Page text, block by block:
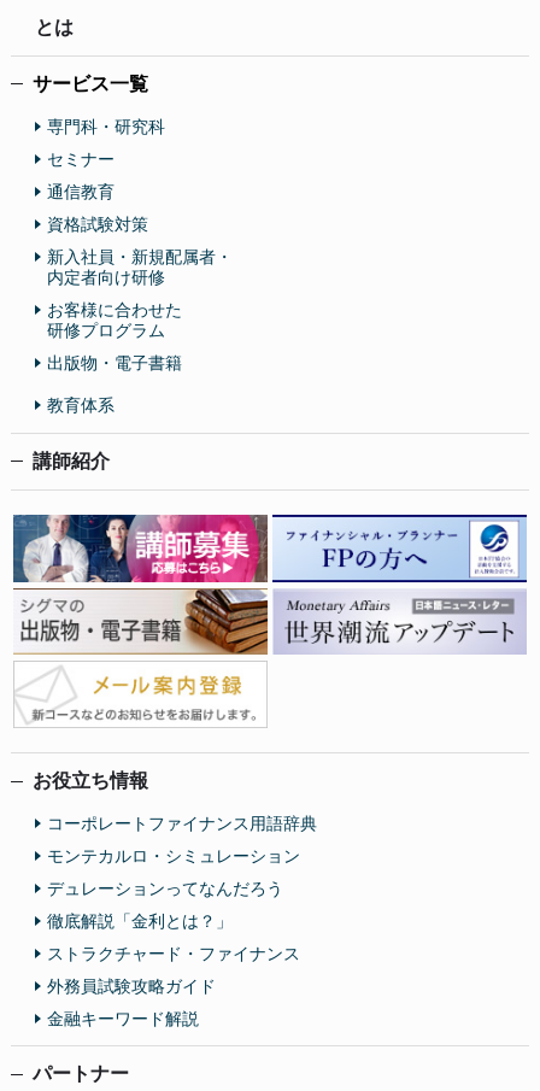
とは
サービス一覧
専門科・研究科
セミナー
通信教育
資格試験対策
新入社員・新規配属者・
内定者向け研修
お客様に合わせた
研修プログラム
出版物・電子書籍
教育体系
講師紹介
お役立ち情報
コーポレートファイナンス用語辞典
モンテカルロ・シミュレーション
デュレーションってなんだろう
徹底解説「金利とは？」
ストラクチャード・ファイナンス
外務員試験攻略ガイド
金融キーワード解説
パートナー